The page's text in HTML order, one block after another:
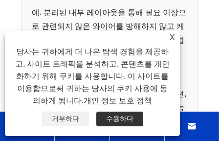
예. 분리된 내부 레이아웃을 통해 필요 이상으
로 관련되지 않은 와이어를 방해하지 않고 케
이블 그룹 추적, 회로 검사, 변경 작업을 더 쉽
게 수행할 수 있습니다.
Q4: 맞춤형 색상과 길이가 제공됩니까?
제품 정보에는 표준 회색과 맞춤형 색상 옵션,
프로젝트 요구 사항에 따라 맞춤 길이가 가능
한 표준 2M 길이가 나와 있습니다.
 
X
당사는 귀하에게 더 나은 탐색 경험을 제공하
고, 사이트 트래픽을 분석하고, 콘텐츠를 개인
화하기 위해 쿠키를 사용합니다. 이 사이트를
이용함으로써 귀하는 당사의 쿠키 사용에 동
의하게 됩니다.개인 정보 보호 정책
거부하다 수용하다